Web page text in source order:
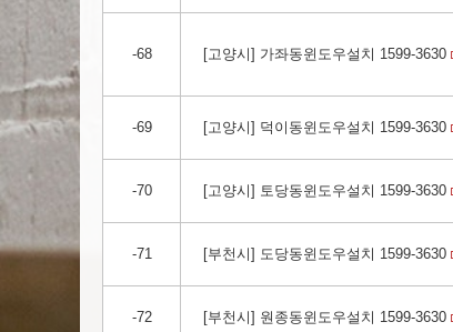
-68 [고양시] 가좌동윈도우설치 1599-3630
-69 [고양시] 덕이동윈도우설치 1599-3630
-70 [고양시] 토당동윈도우설치 1599-3630
-71 [부천시] 도당동윈도우설치 1599-3630
-72 [부천시] 원종동윈도우설치 1599-3630